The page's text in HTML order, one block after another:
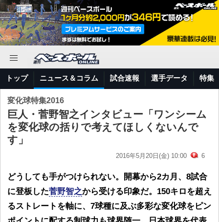
トップ ニュース＆コラム 試合速報 選手データ 特集
変化球特集2016
巨人・菅野智之インタビュー「ワンシーム
を変化球の括りで考えてほしくないんで
す」
2016年5月20日(金) 10:00 6
どうしても手がつけられない。開幕から2カ月、8試合
に登板した菅野智之から受ける印象だ。150キロを超え
るストレートを軸に、7球種に及ぶ多彩な変化球をピン